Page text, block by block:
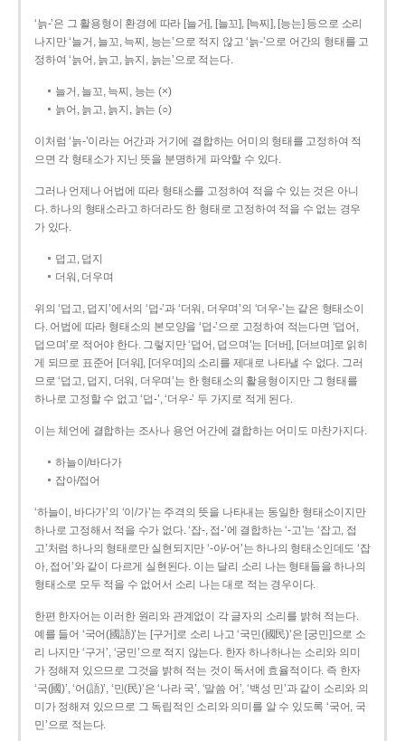
‘늙-’은 그 활용형이 환경에 따라 [늘거], [늘꼬], [늑찌], [능는] 등으로 소리
나지만 ‘늘거, 늘꼬, 늑찌, 능는’으로 적지 않고 ‘늙-’으로 어간의 형태를 고
정하여 ‘늙어, 늙고, 늙지, 늙는’으로 적는다.
늘거, 늘꼬, 늑찌, 능는 (×)
늙어, 늙고, 늙지, 늙는 (○)
이처럼 ‘늙-­’이라는 어간과 거기에 결합하는 어미의 형태를 고정하여 적
으면 각 형태소가 지닌 뜻을 분명하게 파악할 수 있다.
그러나 언제나 어법에 따라 형태소를 고정하여 적을 수 있는 것은 아니
다. 하나의 형태소라고 하더라도 한 형태로 고정하여 적을 수 없는 경우
가 있다.
덥고, 덥지
더워, 더우며
위의 ‘덥고, 덥지’에서의 ‘덥-­’과 ‘더워, 더우며’의 ‘더우-­’는 같은 형태소이
다. 어법에 따라 형태소의 본모양을 ‘덥-­’으로 고정하여 적는다면 ‘덥어,
덥으며’로 적어야 한다. 그렇지만 ‘덥어, 덥으며’는 [더버], [더브며]로 읽히
게 되므로 표준어 [더워], [더우며]의 소리를 제대로 나타낼 수 없다. 그러
므로 ‘덥고, 덥지, 더워, 더우며’는 한 형태소의 활용형이지만 그 형태를
하나로 고정할 수 없고 ‘덥-’, ‘더우-’ 두 가지로 적게 된다.
이는 체언에 결합하는 조사나 용언 어간에 결합하는 어미도 마찬가지다.
하늘이/바다가
잡아/접어
‘하늘이, 바다가’의 ‘이/가’는 주격의 뜻을 나타내는 동일한 형태소이지만
하나로 고정해서 적을 수가 없다. ‘잡-, 접-’에 결합하는 ‘-고’는 ‘잡고, 접
고’처럼 하나의 형태로만 실현되지만 ‘-아/-어’는 하나의 형태소인데도 ‘잡
아, 접어’와 같이 다르게 실현된다. 이는 달리 소리 나는 형태들을 하나의
형태소로 모두 적을 수 없어서 소리 나는 대로 적는 경우이다.
한편 한자어는 이러한 원리와 관계없이 각 글자의 소리를 밝혀 적는다.
예를 들어 ‘국어(國語)’는 [구거]로 소리 나고 ‘국민(國民)’은 [궁민]으로 소
리 나지만 ‘구거’, ‘궁민’으로 적지 않는다. 한자 하나하나는 소리와 의미
가 정해져 있으므로 그것을 밝혀 적는 것이 독서에 효율적이다. 즉 한자
‘국(國)’, ‘어(語)’, ‘민(民)’은 ‘나라 국’, ‘말씀 어’, ‘백성 민’과 같이 소리와 의
미가 정해져 있으므로 그 독립적인 소리와 의미를 알 수 있도록 ‘국어, 국
민’으로 적는다.